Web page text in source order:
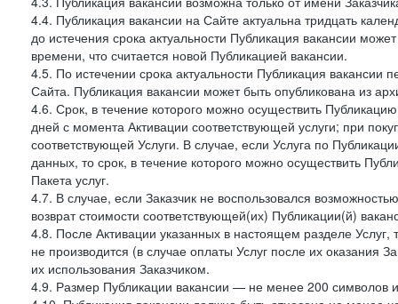
4.4. Публикация вакансии на Сайте актуальна тридцать
до истечения срока актуальности Публикация вакансии
времени, что считается новой Публикацией вакансии.
4.5. По истечении срока актуальности Публикация
Сайта. Публикация вакансии может быть опубликована из
4.6. Срок, в течение которого можно осуществить
дней с момента Активации соответствующей услуги; при
соответствующей Услуги. В случае, если Услуга по
данных, то срок, в течение которого можно осуществить
Пакета услуг.
4.7. В случае, если Заказчик не воспользовался
возврат стоимости соответствующей(их) Публикации(й)
4.8. После Активации указанных в настоящем разделе Услуг,
не производится (в случае оплаты Услуг после их оказания
их использования Заказчиком.
4.9. Размер Публикации вакансии — не менее 200 символов